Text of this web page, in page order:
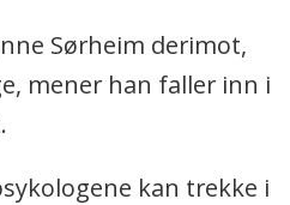
Sørheim derimot,
mener han faller inn i
kan trekke i